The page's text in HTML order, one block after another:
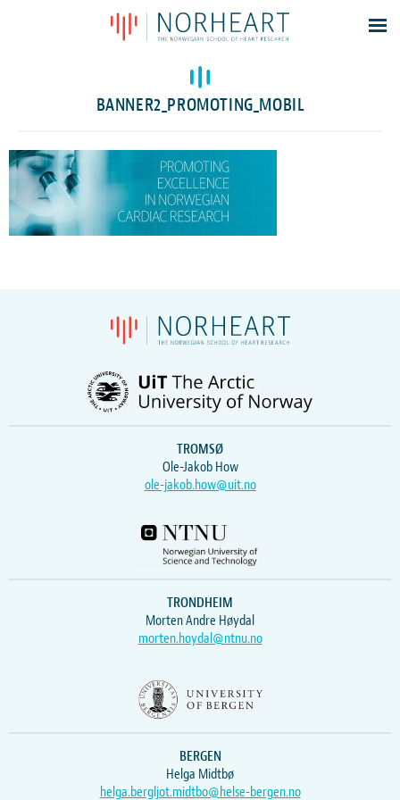
Latest news
Events
Members
Contacts
About
BANNER2_PROMOTING_MOBIL
TROMSØ
Ole-Jakob How
ole-jakob.how@uit.no
TRONDHEIM
Morten Andre Høydal
morten.hoydal@ntnu.no
BERGEN
Helga Midtbø
helga.bergljot.midtbo@helse-bergen.no